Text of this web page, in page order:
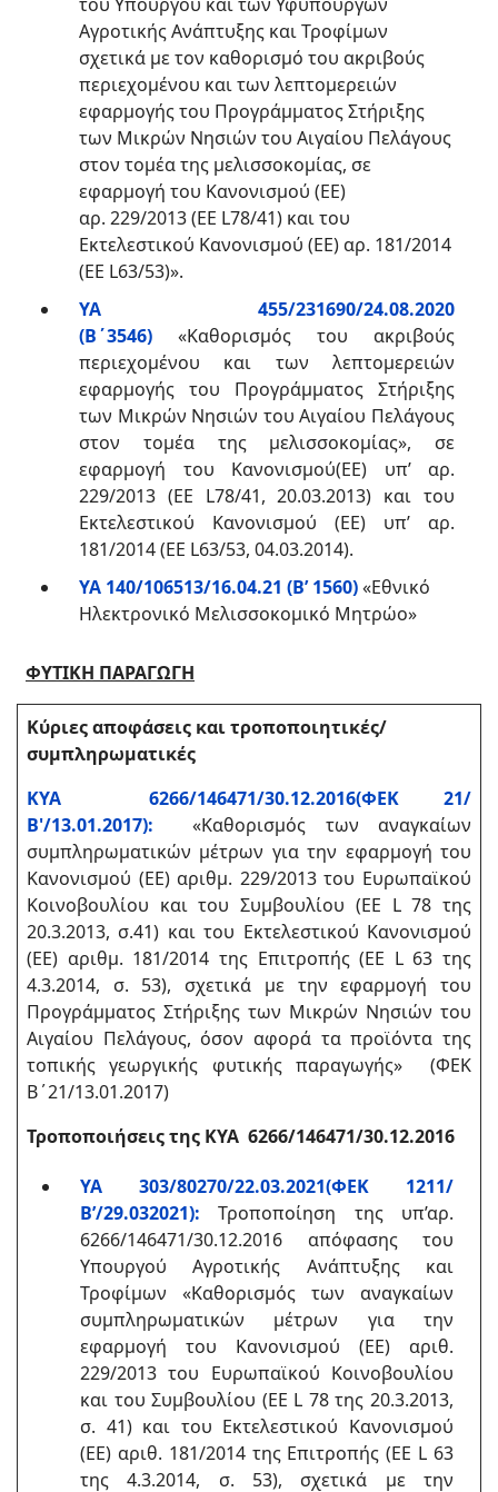
Αγροτικής Ανάπτυξης και Τροφίμων
σχετικά με τον καθορισμό του ακριβούς
περιεχομένου και των λεπτομερειών
εφαρμογής του Προγράμματος Στήριξης
των Μικρών Νησιών του Αιγαίου Πελάγους
στον τομέα της μελισσοκομίας, σε
εφαρμογή του Κανονισμού (ΕΕ)
αρ. 229/2013 (ΕΕ L78/41) και του
Εκτελεστικού Κανονισμού (ΕΕ) αρ. 181/2014
(EE L63/53)».
ΥΑ 455/231690/24.08.2020
(Β΄3546) «Καθορισμός του ακριβούς
περιεχομένου και των λεπτομερειών
εφαρμογής του Προγράμματος Στήριξης
των Μικρών Νησιών του Αιγαίου Πελάγους
στον τομέα της μελισσοκομίας», σε
εφαρμογή του Κανονισμού(ΕΕ) υπ’ αρ.
229/2013 (ΕΕ L78/41, 20.03.2013) και του
Εκτελεστικού Κανονισμού (ΕΕ) υπ’ αρ.
181/2014 (EE L63/53, 04.03.2014).
ΥΑ 140/106513/16.04.21 (Β’ 1560)«Εθνικό
Ηλεκτρονικό Μελισσοκομικό Μητρώο»
ΦΥΤΙΚΗ ΠΑΡΑΓΩΓΗ
Κύριες αποφάσεις και τροποποιητικές/
συμπληρωματικές
ΚΥΑ 6266/146471/30.12.2016(ΦΕΚ 21/
Β'/13.01.2017): «Καθορισμός των αναγκαίων
συμπληρωματικών μέτρων για την εφαρμογή του
Κανονισμού (ΕΕ) αριθμ. 229/2013 του Ευρωπαϊκού
Κοινοβουλίου και του Συμβουλίου (ΕΕ L 78 της
20.3.2013, σ.41) και του Εκτελεστικού Κανονισμού
(ΕΕ) αριθμ. 181/2014 της Επιτροπής (EE L 63 της
4.3.2014, σ. 53), σχετικά με την εφαρμογή του
Προγράμματος Στήριξης των Μικρών Νησιών του
Αιγαίου Πελάγους, όσον αφορά τα προϊόντα της
τοπικής γεωργικής φυτικής παραγωγής» (ΦΕΚ
Β΄21/13.01.2017)
Τροποποιήσεις της ΚΥΑ 6266/146471/30.12.2016
ΥΑ 303/80270/22.03.2021(ΦΕΚ 1211/
Β’/29.032021): Τροποποίηση της υπ’αρ.
6266/146471/30.12.2016 απόφασης του
Υπουργού Αγροτικής Ανάπτυξης και
Τροφίμων «Καθορισμός των αναγκαίων
συμπληρωματικών μέτρων για την
εφαρμογή του Κανονισμού (ΕΕ) αριθ.
229/2013 του Ευρωπαϊκού Κοινοβουλίου
και του Συμβουλίου (ΕΕ L 78 της 20.3.2013,
σ. 41) και του Εκτελεστικού Κανονισμού
(ΕΕ) αριθ. 181/2014 της Επιτροπής (EE L 63
της 4.3.2014, σ. 53), σχετικά με την